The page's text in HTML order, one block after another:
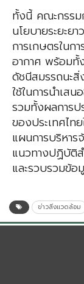
ทั้งนี้ คณะกรรม
นโยบายระยะย
การเกษตรใน
อากาศ พร้อมทั้
ดัชนีสมรรถนะ
ใช้ในการนำเส
รวมทั้งผลการป
ของประเทศไท
แผนการบริหาร
แนวทางปฏิบัติ
และรวบรวมข้อ
ข่าวสิ่งแวดล้อม